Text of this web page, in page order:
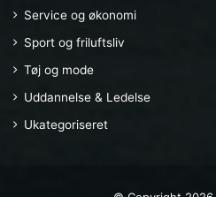
Service og økonomi
Sport og friluftsliv
Tøj og mode
Uddannelse & Ledelse
Ukategoriseret